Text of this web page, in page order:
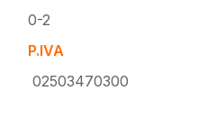
0-2
P.IVA
02503470300